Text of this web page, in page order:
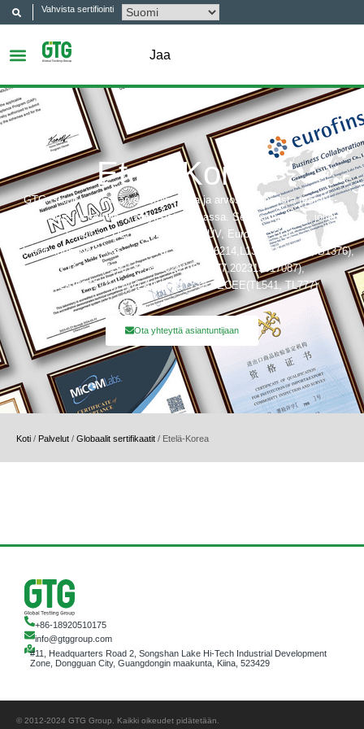
Vahvista sertifiointi
Jaa
Etelä-Korea
GTG Group on yksi arvostetuimmista ja arvostetuimmista testaus-,
tarkastus- ja sertifiointiyrityksistä Kiinassa. Sertifiointielimet, joihin
kuuluvat: UL, ITS (Intertek), TÜV, Eurofins, CQC,
Akkreditointibobit, jotka sisältävät: CNAS(L6214,L13753,L18872,IB1376),
CMA(201819013768,202019014977,202319017087),
A2LA(6947.01), NVLAP(600177-0), IECEE(TL541, TL777)
Ota yhteyttä asiantuntijaan
Koti / Palvelut / Globaalit sertifikaatit / Etelä-Korea
+86-18920510175
info@gtggroup.com
#11, Headquarters Road 2, Songshan Lake Hi-Tech Industrial Development
Zone, Dongguan City, Guangdongin maakunta, Kiina, 523429
© 2012-2024 GTG Group. Kaikki oikeudet pidätetään.